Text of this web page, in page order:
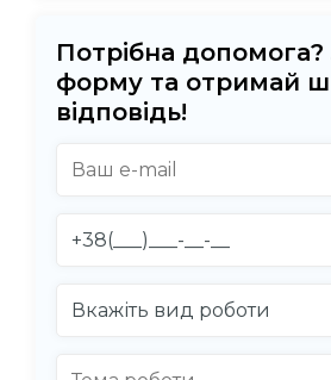
Потрібна
форму та отримай
відповідь!